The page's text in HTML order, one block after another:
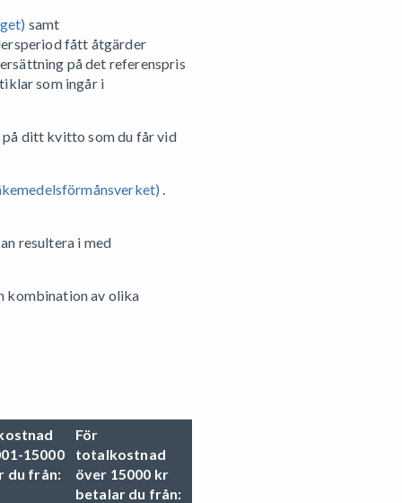
samt
fått åtgärder
på det referenspris
som ingår i
på ditt kvitto som du får vid
.
resultera i med
kombination av olika
15000
du från:
För
totalkostnad
över 15000 kr
betalar du från: